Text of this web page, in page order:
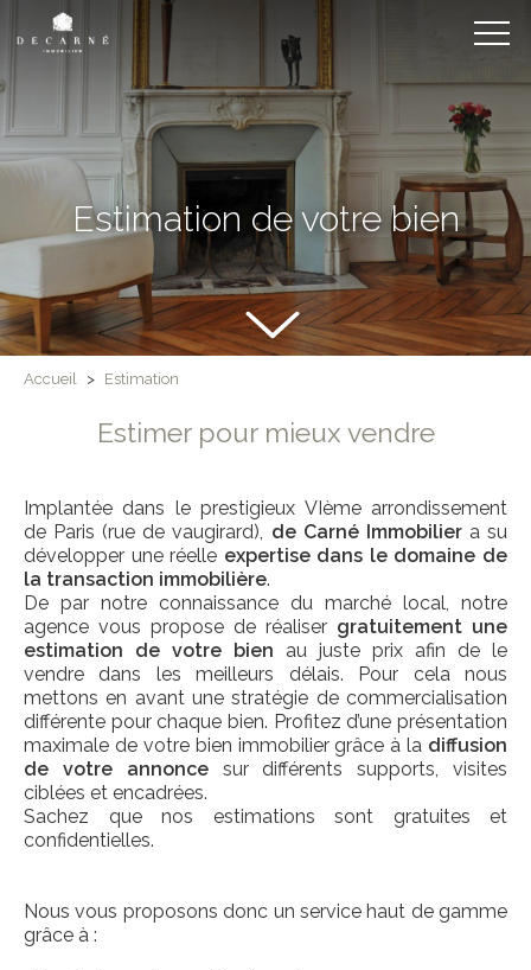
Estimation de votre bien
Accueil > Estimation
Estimer pour mieux vendre
Implantée dans le prestigieux VIème arrondissement
de Paris (rue de vaugirard), de Carné Immobiliera su
développer une réelle expertise dans le domaine de
la transaction immobilière.
De par notre connaissance du marché local, notre
agence vous propose de réaliser gratuitement une
estimation de votre bien au juste prix afin de le
vendre dans les meilleurs délais. Pour cela nous
mettons en avant une stratégie de commercialisation
différente pour chaque bien. Profitez d’une présentation
maximale de votre bien immobilier grâce à la diffusion
de votre annoncesur différents supports, visites
ciblées et encadrées.
Sachez que nos estimations sont gratuites et
confidentielles.
Nous vous proposons donc un service haut de gamme
grâce à :